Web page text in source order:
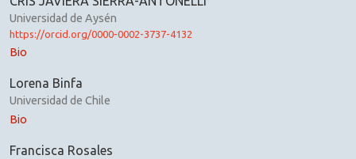
Universidad de Aysén
https://orcid.org/0000-0002-3737-4132
Bio
Lorena Binfa
Universidad de Chile
Bio
Francisca Rosales